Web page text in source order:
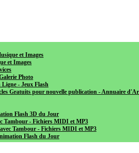
et Images
et Images
Photo
- Jeux Flash
Gratuits pour nouvelle publication - Annuaire
Flash 3D du Jour
Tambour - Fichiers MIDI et MP3
Tambour - Fichiers MIDI et MP3
Flash du Jour